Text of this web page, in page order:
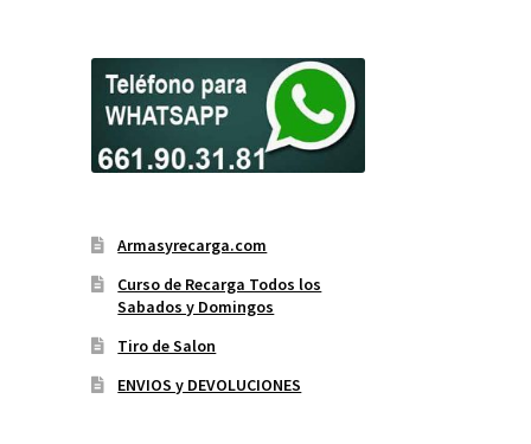
Armasyrecarga.com
Curso de Recarga Todos los
Sabados y Domingos
Tiro de Salon
ENVIOS y DEVOLUCIONES